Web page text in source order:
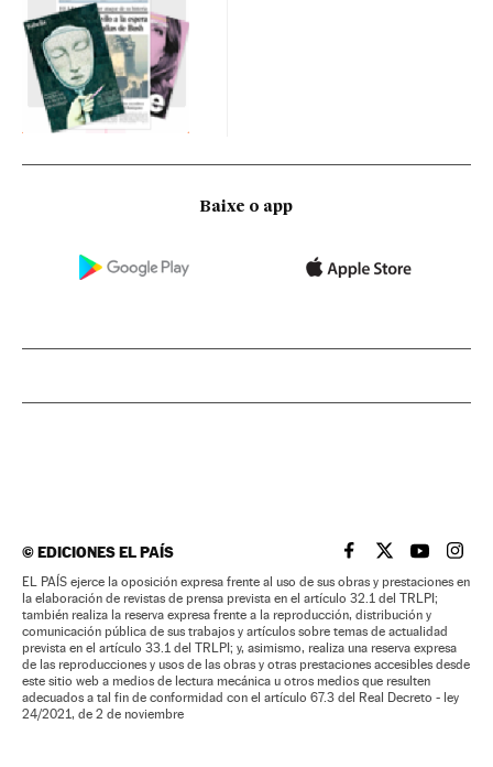
Baixe o app
©EDICIONES EL PAÍS EL PAÍS BRASIL EN
EL PAÍSEL PAÍS
EL
EL PAÍS ejerce la oposición expresa frente al uso de sus obras y prestaciones en
la elaboración de revistas de prensa prevista en el artículo 32.1 del TRLPI;
también realiza la reserva expresa frente a la reproducción, distribución y
comunicación pública de sus trabajos y artículos sobre temas de actualidad
prevista en el artículo 33.1 del TRLPI; y, asimismo, realiza una reserva expresa
de las reproducciones y usos de las obras y otras prestaciones accesibles desde
este sitio web a medios de lectura mecánica u otros medios que resulten
adecuados a tal fin de conformidad con el artículo 67.3 del Real Decreto - ley
24/2021, de 2 de noviembre